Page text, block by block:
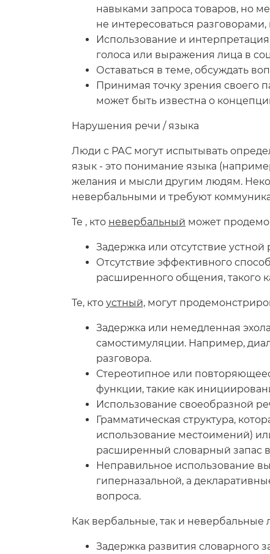
навыками запроса товаров, но
не интересоваться
Использование и
голоса или выражения лица в
Оставаться в теме, обсуждать
Принимая точку зрения своего
может быть известна о
Нарушения речи / языка
Люди с РАС могут испытывать
язык - это понимание языка
желания и мысли другим людям.
невербальными и требуют
Те , кто невербальный может
Задержка или отсутствие
Отсутствие эффективного
расширенного общения, такого
Те, кто устный, могут
Задержка или немедленная
самостимуляции. Например,
разговора.
Стереотипное или
функции, такие как
Использование своеобразной
Грамматическая структура,
использование местоимений)
расширенный словарный запас
Неправильное использование
гиперназальной, а
вопроса.
Как вербальные, так и
Задержка развития словарного